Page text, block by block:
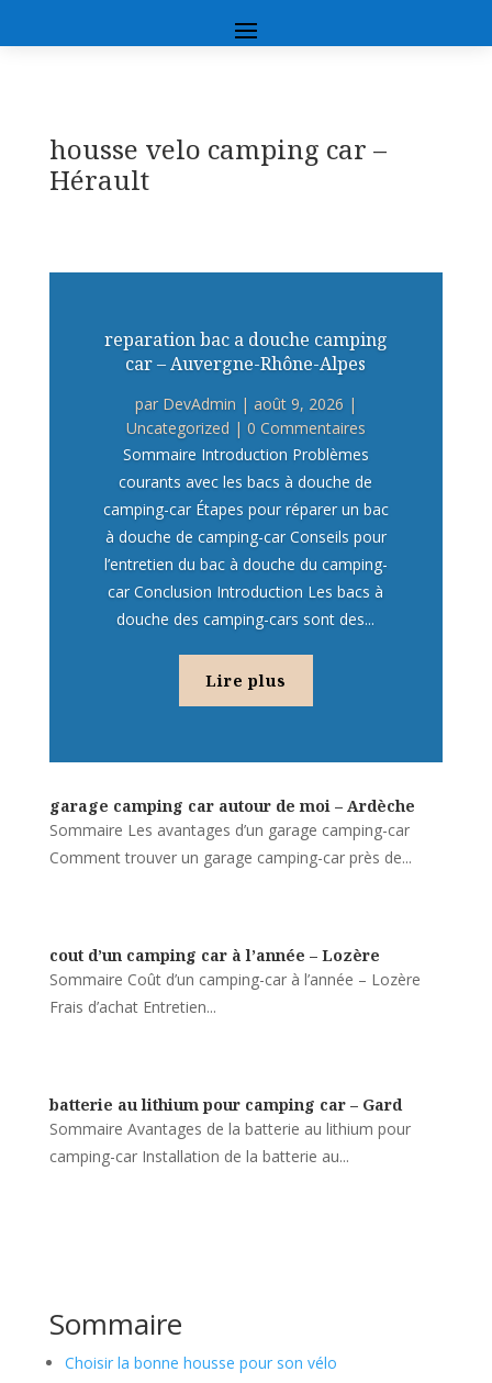
housse velo camping car –
Hérault
reparation bac a douche camping
car – Auvergne-Rhône-Alpes
par DevAdmin | août 9, 2026 |
Uncategorized | 0 Commentaires
Sommaire Introduction Problèmes
courants avec les bacs à douche de
camping-car Étapes pour réparer un bac
à douche de camping-car Conseils pour
l’entretien du bac à douche du camping-
car Conclusion Introduction Les bacs à
douche des camping-cars sont des...
Lire plus
garage camping car autour de moi – Ardèche
Sommaire Les avantages d’un garage camping-car
Comment trouver un garage camping-car près de...
cout d’un camping car à l’année – Lozère
Sommaire Coût d’un camping-car à l’année – Lozère
Frais d’achat Entretien...
batterie au lithium pour camping car – Gard
Sommaire Avantages de la batterie au lithium pour
camping-car Installation de la batterie au...
Sommaire
Choisir la bonne housse pour son vélo